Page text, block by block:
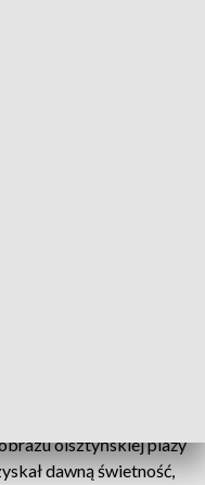
olsztyńskiej plaży
dawną świetność,